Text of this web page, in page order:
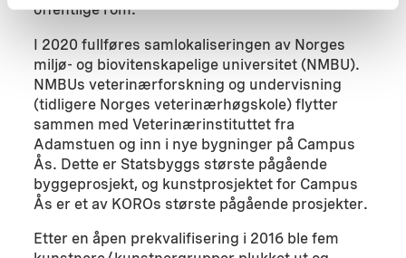
offentlige rom.
I 2020 fullføres samlokaliseringen av Norges
miljø- og biovitenskapelige universitet (NMBU).
NMBUs veterinærforskning og undervisning
(tidligere Norges veterinærhøgskole) flytter
sammen med Veterinærinstituttet fra
Adamstuen og inn i nye bygninger på Campus
Ås. Dette er Statsbyggs største pågående
byggeprosjekt, og kunstprosjektet for Campus
Ås er et av KOROs største pågående prosjekter.
Etter en åpen prekvalifisering i 2016 ble fem